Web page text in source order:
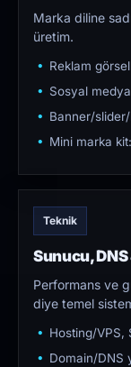
Marka diline
üretim.
Reklam
Sosyal
Banner/
Mini marka
Teknik
Sunucu,
Performans ve
diye temel
Hosting/VPS,
Domain/DNS